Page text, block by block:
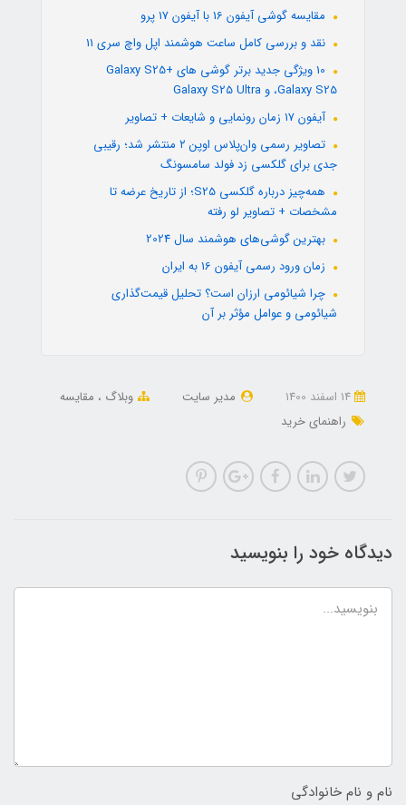
مقایسه گوشی آیفون 16 با آیفون 17 پرو
نقد و بررسی کامل ساعت هوشمند اپل واچ سری 11
10 ویژگی جدید برتر گوشی های +Galaxy S25
،Galaxy S25 و Galaxy S25 Ultra
آیفون 17 زمان رونمایی و شایعات + تصاویر
تصاویر رسمی وان‌پلاس اوپن ۲ منتشر شد؛ رقیبی
جدی برای گلکسی زد فولد سامسونگ
همه‌چیز درباره گلکسی S25؛ از تاریخ عرضه تا
مشخصات + تصاویر لو رفته
بهترین گوشی‌های هوشمند سال 2024
زمان ورود رسمی آیفون 16 به ایران
چرا شیائومی ارزان است؟ تحلیل قیمت‌گذاری
شیائومی و عوامل مؤثر بر آن
مدیر سایت وبلاگ
مقایسه
راهنمای خرید
دیدگاه خود را بنویسید
نام و نام خانوادگی